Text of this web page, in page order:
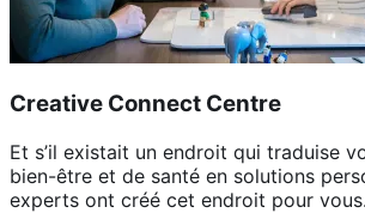
Creative Connect Centre
Et s’il existait un endroit qui traduise
bien-être et de santé en solutions
experts ont créé cet endroit pour vous.